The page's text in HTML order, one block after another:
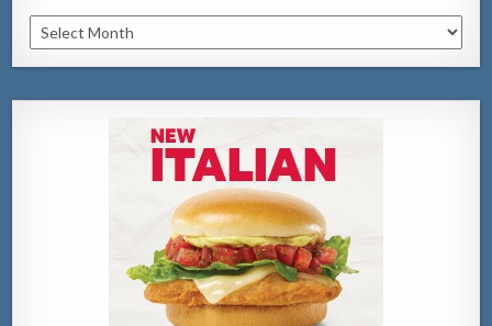
Archivo